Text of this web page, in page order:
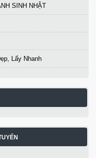
SINH NHẬT
Lấy Nhanh